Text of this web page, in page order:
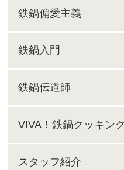
鉄鍋偏愛主義
鉄鍋入門
鉄鍋伝道師
VIVA！鉄鍋クッキン
スタッフ紹介